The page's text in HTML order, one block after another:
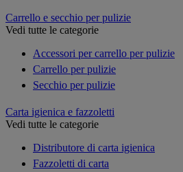
Carrello e secchio per pulizie
Vedi tutte le categorie
Accessori per carrello per pulizie
Carrello per pulizie
Secchio per pulizie
Carta igienica e fazzoletti
Vedi tutte le categorie
Distributore di carta igienica
Fazzoletti di carta